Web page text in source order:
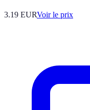
3.19 EURVoir le prix